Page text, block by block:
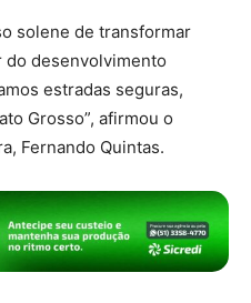
solene de transformar
do desenvolvimento
estradas seguras,
Grosso”, afirmou o
Fernando Quintas.